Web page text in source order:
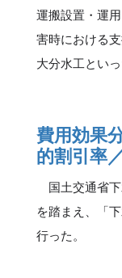
運搬設置・運
害時における
大分水工とい
費用効果
的割引率
国土交通省
を踏まえ、「
行った。